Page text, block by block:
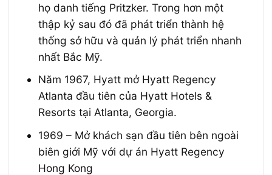
họ danh tiếng Pritzker. Trong hơn một
thập kỷ sau đó đã phát triển thành hệ
thống sở hữu và quản lý phát triển nhanh
nhất Bắc Mỹ.
Năm 1967, Hyatt mở Hyatt Regency
Atlanta đầu tiên của Hyatt Hotels &
Resorts tại Atlanta, Georgia.
1969 – Mở khách sạn đầu tiên bên ngoài
biên giới Mỹ với dự án Hyatt Regency
Hong Kong